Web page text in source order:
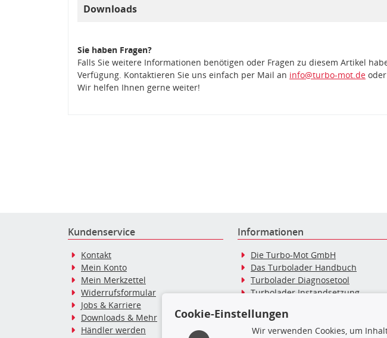
Downloads
Sie haben Fragen?
Falls Sie weitere Informationen benötigen oder Fragen zu diesem Artikel
Verfügung. Kontaktieren Sie uns einfach per Mail an info@turbo-mot.de
Wir helfen Ihnen gerne weiter!
Kundenservice
Kontakt
Mein Konto
Mein Merkzettel
Widerrufsformular
Jobs & Karriere
Downloads & Mehr
Händler werden
Informationen
Die Turbo-Mot GmbH
Das Turbolader Handbuch
Turbolader Diagnosetool
Turbolader Instandsetzung
Blog: Werkstattinformationen
Turbolader Hersteller
Cookie-Einstellungen
Wir verwenden Cookies, um